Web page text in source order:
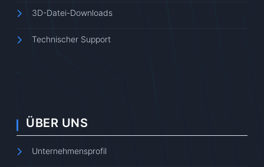
3D-Datei-Downloads
Technischer Support
ÜBER UNS
Unternehmensprofil